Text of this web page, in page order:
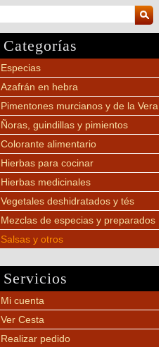
Categorías
Especias
Azafrán en hebra
Pimentones murcianos y de la Vera
Ñoras, guindillas y pimientos
Colorante alimentario
Hierbas para cocinar
Hierbas medicinales
Vegetales deshidratados y tés
Mezclas de especias y preparados
Salsas y otros
Servicios
Mi cuenta
Ver Cesta
Realizar pedido